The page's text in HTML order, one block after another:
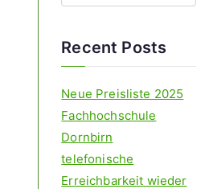
Recent Posts
Neue Preisliste 2025
Fachhochschule
Dornbirn
telefonische
Erreichbarkeit wieder